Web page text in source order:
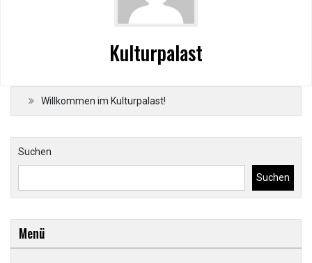
Kulturpalast
Willkommen im Kulturpalast!
Suchen
Suchen
Menü